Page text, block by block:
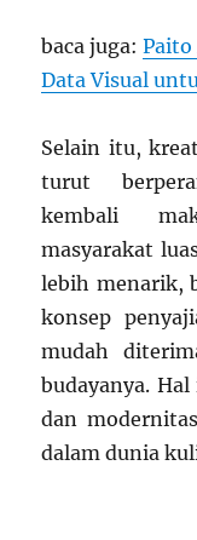
baca juga:Paito
Data Visual
Selain itu,
turut
kembali
masyarakat
lebih menarik,
konsep
mudah
budayanya.
dan
dalam dunia